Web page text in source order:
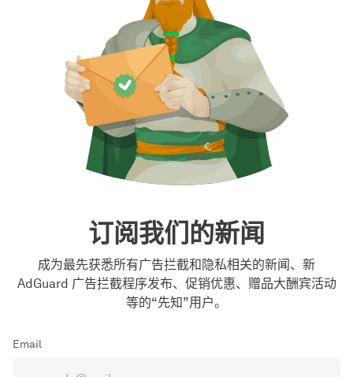
订阅我们的新闻
成为最先获悉所有广告拦截和隐私相关的新闻、新
AdGuard 广告拦截程序发布、促销优惠、赠品大酬宾活动
等的“先知”用户。
Email